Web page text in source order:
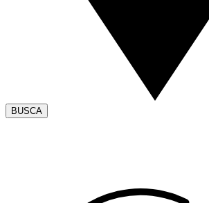
BUSCA